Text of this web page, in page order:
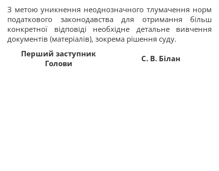
З метою уникнення неоднозначного тлумачення норм
податкового законодавства для отримання більш
конкретної відповіді необхідне детальне вивчення
документів (матеріалів), зокрема рішення суду.
Перший заступник
Голови
С. В. Білан